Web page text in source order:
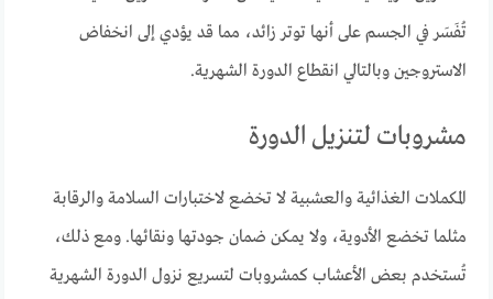
تُفَسَر في الجسم على أنها توتر زائد، مما قد يؤدي إلى انخفاض
الاستروجين وبالتالي انقطاع الدورة الشهرية.
مشروبات لتنزيل الدورة
المكملات الغذائية والعشبية لا تخضع لاختبارات السلامة والرقابة
مثلما تخضع الأدوية، ولا يمكن ضمان جودتها ونقائها. ومع ذلك،
تُستخدم بعض الأعشاب كمشروبات لتسريع نزول الدورة الشهرية